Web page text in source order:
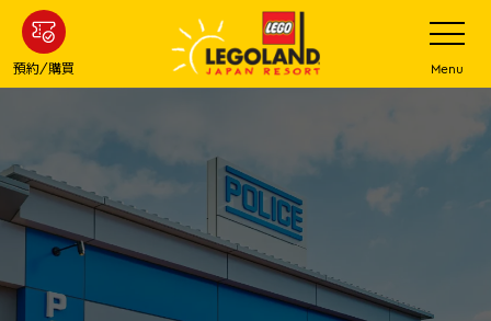
步
主
容
預約/購買
打
開
網
站
菜
單
Menu